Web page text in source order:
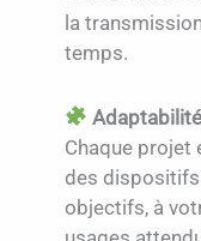
la
temps.
Chaque projet
des dispositifs
objectifs, à